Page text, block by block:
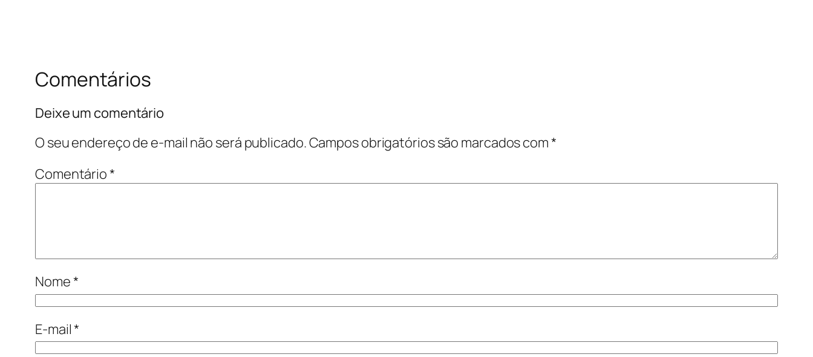
Comentários
Deixe um comentário
O seu endereço de e-mail não será publicado.Campos obrigatórios são marcados com*
Comentário*
Nome*
E-mail*